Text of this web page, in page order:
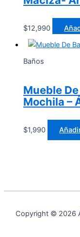
$12,990
Baños
Mueble
Mochila –
$1,990
Copyright © 2026